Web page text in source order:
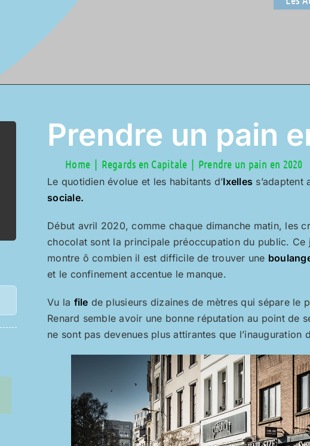
Prendre un pain
Home Regards en Capitale Prendre un pain en 2020
Le quotidien évolue et les habitants d’Ixelles s’adaptent
sociale.
Début avril 2020, comme chaque dimanche matin, les
chocolat sont la principale préoccupation du public. Ce
montre ô combien il est difficile de trouver une
et le confinement accentue le manque.
Vu la file de plusieurs dizaines de mètres qui sépare le
Renard semble avoir une bonne réputation au point de
ne sont pas devenues plus attirantes que l’inauguration